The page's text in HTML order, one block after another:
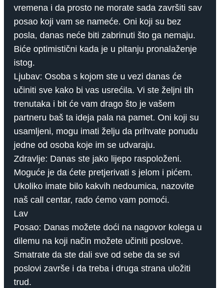
vremena i da prosto ne morate sada završiti sav
posao koji vam se nameće. Oni koji su bez
posla, danas neće biti zabrinuti što ga nemaju.
Biće optimistični kada je u pitanju pronalaženje
istog.
Ljubav: Osoba s kojom ste u vezi danas će
učiniti sve kako bi vas usrećila. Vi ste željni tih
trenutaka i bit će vam drago što je vašem
partneru baš ta ideja pala na pamet. Oni koji su
usamljeni, mogu imati želju da prihvate ponudu
jedne od osoba koje im se udvaraju.
Zdravlje: Danas ste jako lijepo raspoloženi.
Moguće je da ćete pretjerivati ​​s jelom i pićem.
Ukoliko imate bilo kakvih nedoumica, nazovite
naš call centar, rado ćemo vam pomoći.
Lav
Posao: Danas možete doći na nagovor kolega u
dilemu na koji način možete učiniti poslove.
Smatrate da ste dali sve od sebe da se svi
poslovi završe i da treba i druga strana uložiti
trud.